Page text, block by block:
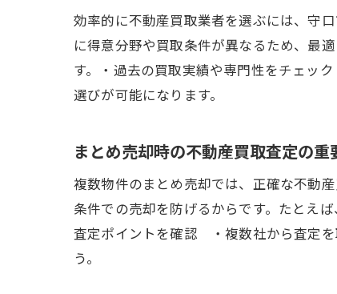
効率的に不動産買取業者を選ぶには、守
に得意分野や買取条件が異なるため、最
す。・過去の買取実績や専門性をチェ
選びが可能になります。
まとめ売却時の不動産買取査定の重
複数物件のまとめ売却では、正確な不動
条件での売却を防げるからです。たとえ
査定ポイントを確認 ・複数社から査定
う。